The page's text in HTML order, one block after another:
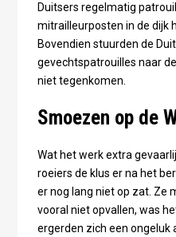
Duitsers regelmatig
mitrailleurposten in de dijk
Bovendien stuurden de
gevechtspatrouilles naar
niet tegenkomen.
Smoezen op de
Wat het werk extra
roeiers de klus er na het
er nog lang niet op zat. Ze
vooral niet opvallen, was
ergerden zich een ongeluk